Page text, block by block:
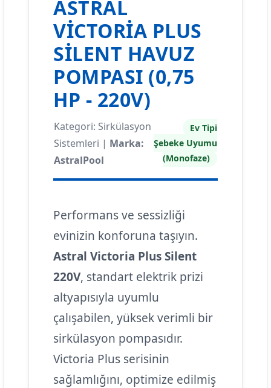
ASTRAL
VICTORIA PLUS
SILENT HAVUZ
POMPASI (0,75
HP - 220V)
Kategori: Sirkülasyon
Sistemleri | Marka:
AstralPool
Ev Tipi
Şebeke Uyumu
(Monofaze)
Performans ve sessizliği
evinizin konforuna taşıyın.
Astral Victoria Plus Silent
220V, standart elektrik prizi
altyapısıyla uyumlu
çalışabilen, yüksek verimli bir
sirkülasyon pompasıdır.
Victoria Plus serisinin
sağlamlığını, optimize edilmiş